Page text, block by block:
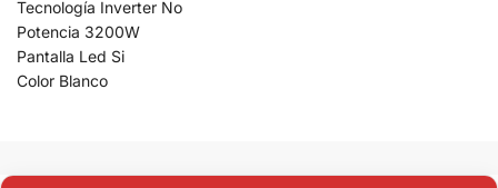
Tecnología Inverter No
Potencia 3200W
Pantalla Led Si
Color Blanco